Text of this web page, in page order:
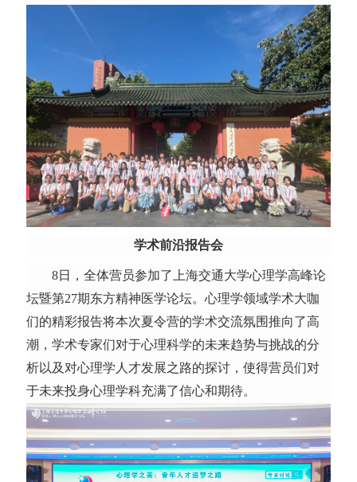
学术前沿报告会
8日，全体营员参加了上海交通大学心理学高峰论
坛暨第27期东方精神医学论坛。心理学领域学术大咖
们的精彩报告将本次夏令营的学术交流氛围推向了高
潮，学术专家们对于心理科学的未来趋势与挑战的分
析以及对心理学人才发展之路的探讨，使得营员们对
于未来投身心理学科充满了信心和期待。